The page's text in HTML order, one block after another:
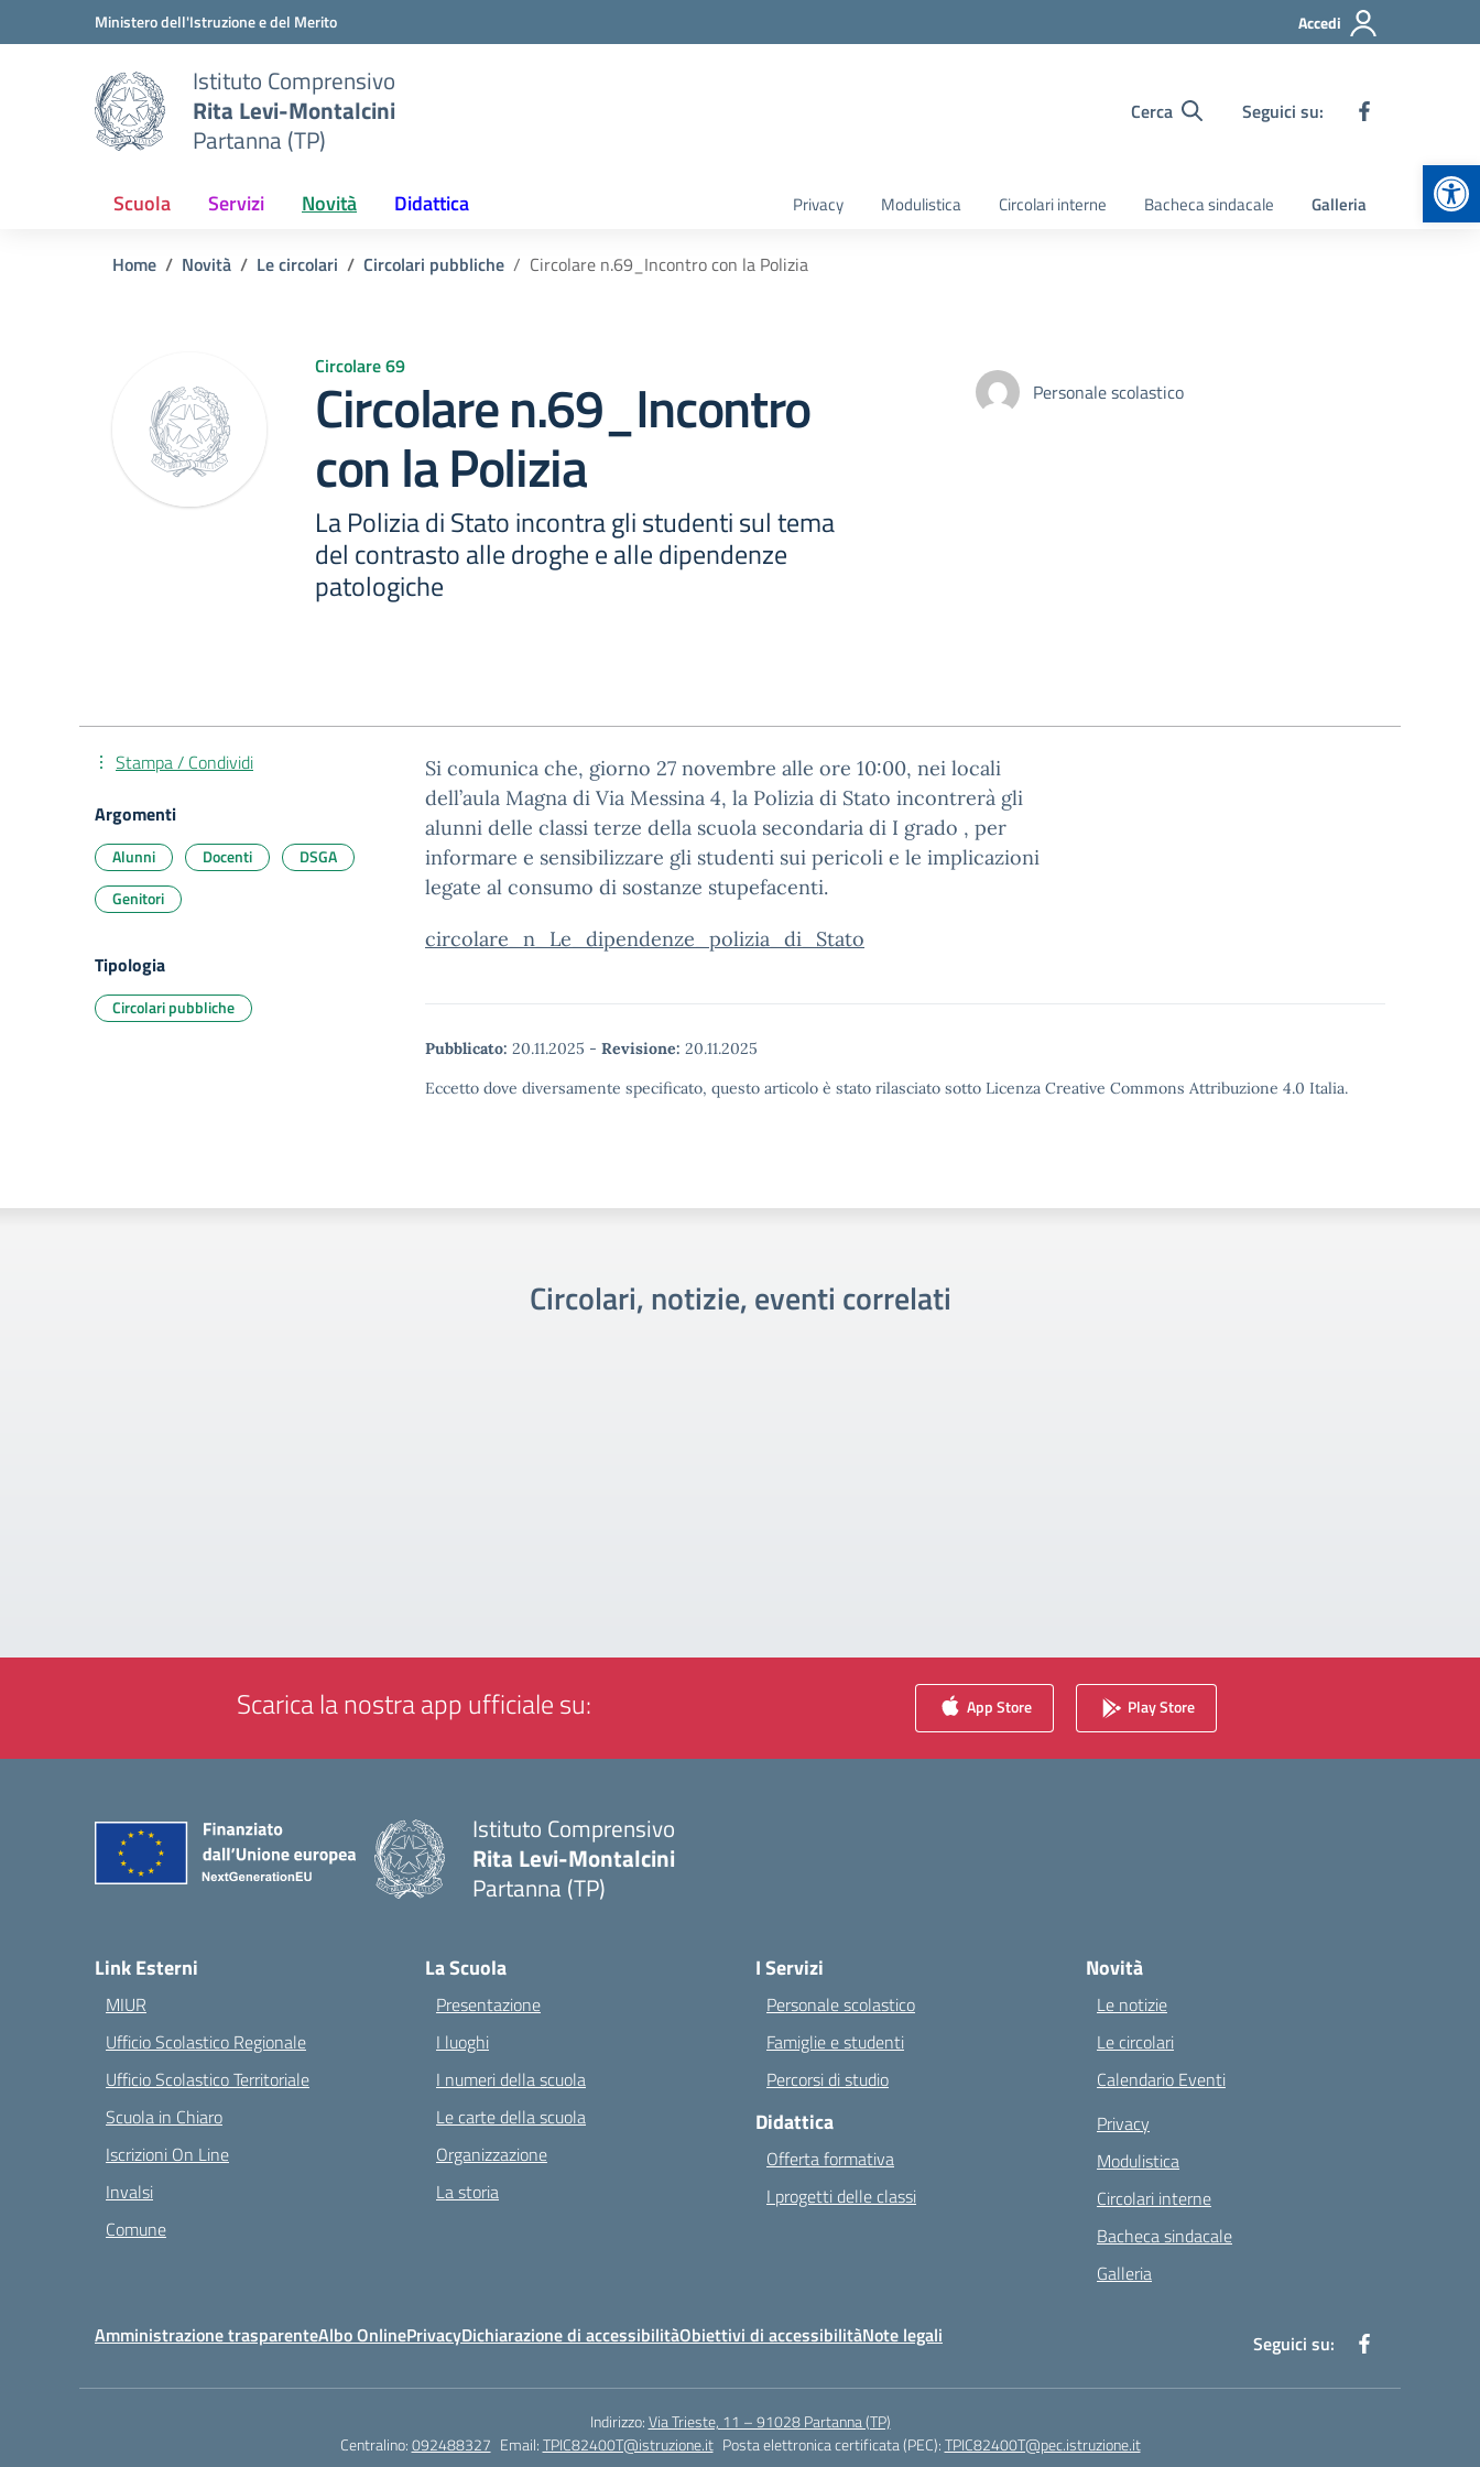
Vai ai contenuti
Vai al menu di navigazioneMinistero dell'Istruzione e del Merito Accedi
Istituto Comprensivo
Rita Levi-Montalcini
Partanna (TP)
Cerca Seguici su:
Scuola Servizi Novità Didattica Privacy Modulistica Circolari interne Bacheca sindacale Galleria
Home Novità Le circolari Circolari pubbliche Circolare n.69_Incontro con la Polizia
Circolare 69
Circolare n.69_Incontro
con la Polizia
La Polizia di Stato incontra gli studenti sul tema
del contrasto alle droghe e alle dipendenze
patologiche
Personale scolastico
Si comunica che, giorno 27 novembre alle ore 10:00, nei locali
dell’aula Magna di Via Messina 4, la Polizia di Stato incontrerà gli
alunni delle classi terze della scuola secondaria di I grado , per
informare e sensibilizzare gli studenti sui pericoli e le implicazioni
legate al consumo di sostanze stupefacenti.
circolare_n_Le_dipendenze_polizia_di_Stato
Pubblicato: 20.11.2025 - Revisione: 20.11.2025
Eccetto dove diversamente specificato, questo articolo è stato rilasciato sotto Licenza Creative Commons Attribuzione 4.0 Italia.
Stampa / Condividi
Argomenti
Alunni Docenti
DSGA
Genitori
Tipologia
Circolari pubbliche
Circolari, notizie, eventi correlati
Scarica la nostra app ufficiale su: App Store Play Store
Istituto Comprensivo
Rita Levi-Montalcini
Partanna (TP)
Link Esterni
MIUR
Ufficio Scolastico Regionale
Ufficio Scolastico Territoriale
Scuola in Chiaro
Iscrizioni On Line
Invalsi
Comune
La Scuola
Presentazione
I luoghi
I numeri della scuola
Le carte della scuola
Organizzazione
La storia
I Servizi
Personale scolastico
Famiglie e studenti
Percorsi di studio
Didattica
Offerta formativa
I progetti delle classi
Novità
Le notizie
Le circolari
Calendario Eventi
Privacy
Modulistica
Circolari interne
Bacheca sindacale
Galleria
Amministrazione trasparenteAlbo OnlinePrivacyDichiarazione di accessibilitàObiettivi di accessibilitàNote legali Seguici su:
Indirizzo:Via Trieste, 11 – 91028 Partanna (TP)
Centralino:092488327 Email:TPIC82400T@istruzione.it Posta elettronica certificata (PEC):TPIC82400T@pec.istruzione.it